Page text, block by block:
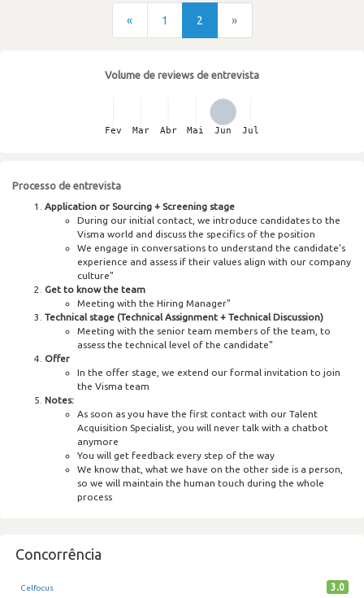
« 1 2 »
Volume de reviews de entrevista
Processo de entrevista
Application or Sourcing + Screening stage
During our initial contact, we introduce candidates to the
Visma world and discuss the specifics of the position
We engage in conversations to understand the candidate's
experience and assess if their values align with our company
culture"
Get to know the team
Meeting with the Hiring Manager"
Technical stage (Technical Assignment + Technical Discussion)
Meeting with the senior team members of the team, to
assess the technical level of the candidate"
Offer
In the offer stage, we extend our formal invitation to join
the Visma team
Notes:
As soon as you have the first contact with our Talent
Acquisition Specialist, you will never talk with a chatbot
anymore
You will get feedback every step of the way
We know that, what we have on the other side is a person,
so we will maintain the human touch during the whole
process
Concorrência
Celfocus 3.0